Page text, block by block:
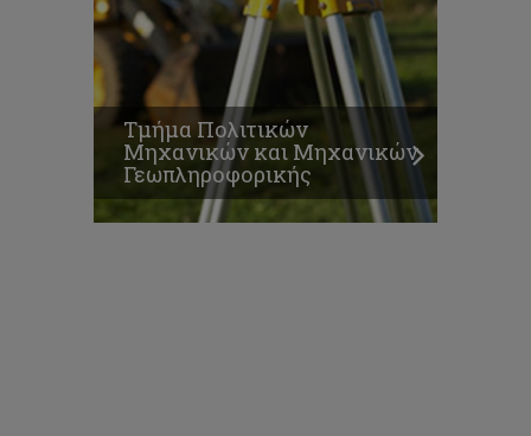
Τμήμα Πολιτικών
Μηχανικών και Μηχανικών
Γεωπληροφορικής